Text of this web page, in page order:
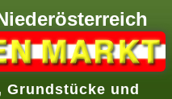
Grundstücke und